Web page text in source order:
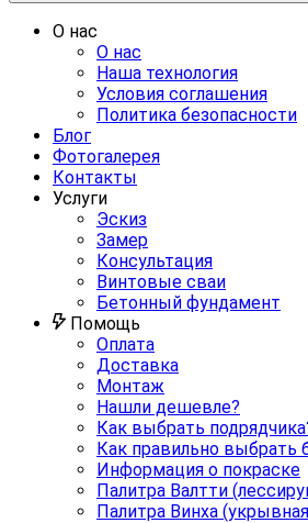
О нас
О нас
Наша технология
Условия соглашения
Политика безопасности
Блог
Фотогалерея
Контакты
Услуги
Эскиз
Замер
Консультация
Винтовые сваи
Бетонный фундамент
Помощь
Оплата
Доставка
Монтаж
Нашли дешевле?
Как выбрать
Как правильно выбрать
Информация о покраске
Палитра Валтти
Палитра Винха